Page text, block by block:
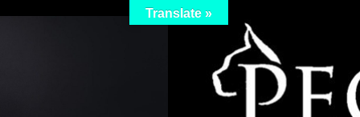
Translate »